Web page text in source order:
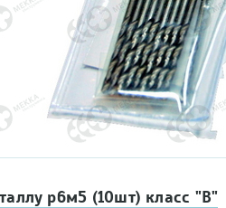
р6м5 (10шт) класс "В"